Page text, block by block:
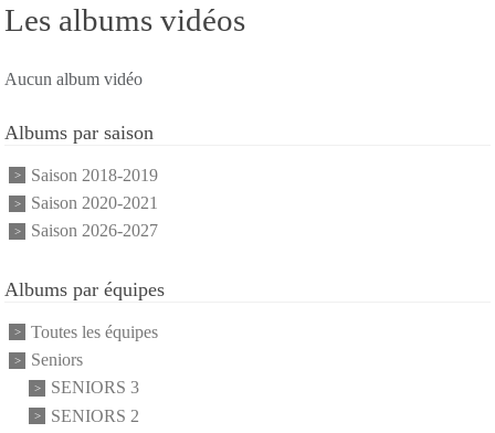
Les albums vidéos
Aucun album vidéo
Albums par saison
Saison 2018-2019
Saison 2020-2021
Saison 2026-2027
Albums par équipes
Toutes les équipes
Seniors
SENIORS 3
SENIORS 2